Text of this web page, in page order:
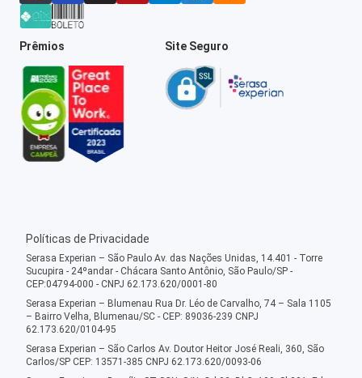
Prêmios Site Seguro
Políticas de Privacidade
Serasa Experian – São Paulo Av. das Nações Unidas, 14.401 - Torre
Sucupira - 24ºandar - Chácara Santo Antônio, São Paulo/SP -
CEP:04794-000 - CNPJ 62.173.620/0001-80
Serasa Experian – Blumenau Rua Dr. Léo de Carvalho, 74 – Sala 1105
– Bairro Velha, Blumenau/SC - CEP: 89036-239 CNPJ
62.173.620/0104-95
Serasa Experian – São Carlos Av. Doutor Heitor José Reali, 360, São
Carlos/SP CEP: 13571-385 CNPJ 62.173.620/0093-06